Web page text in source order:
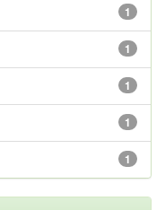
1
1
1
1
1